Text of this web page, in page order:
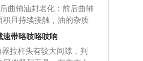
如果是因为积碳过多引起
要将三元催化器泡在草酸
况得到解决，将清洗剂
与燃油混合后，车辆启
，往右同样也要打相同的
、最后强调要反复练
形成肌肉记忆，在真实
不需要记忆也能打好方
曲轴油封老化：前后曲轴
积且持续接触，油的杂质
续温度变化使其密封效果
致渗油或漏油。<&list>2、
：积碳会使活塞环与缸体
速带咯吱咯吱响
拉杆头有较大间隙，判